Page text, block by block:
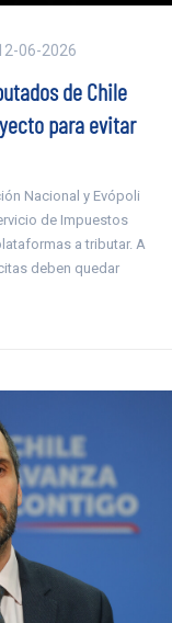
06-2026
de Chile
para evitar
Nacional y Evópoli
de Impuestos
a tributar. A
deben quedar